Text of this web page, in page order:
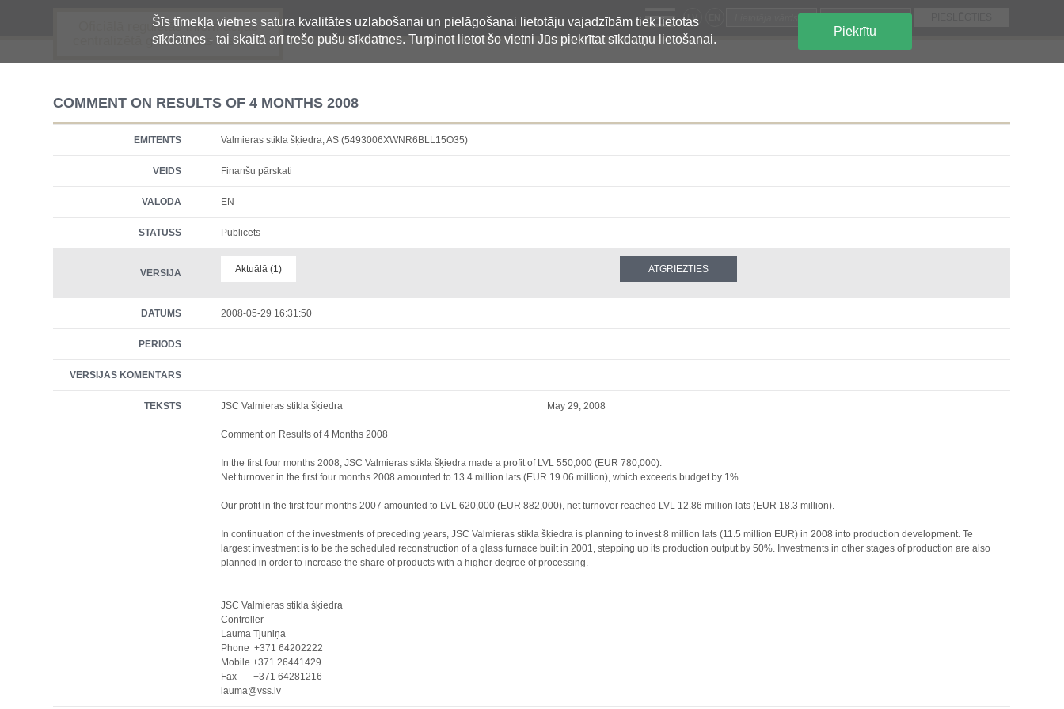
Šīs tīmekļa vietnes satura kvalitātes uzlabošanai un pielāgošanai lietotāju vajadzībām tiek lietotas
sīkdatnes - tai skaitā arī trešo pušu sīkdatnes. Turpinot lietot šo vietni Jūs piekrītat sīkdatņu lietošanai.
Piekrītu
Oficiālā regulētās informācijas
centralizētā glabāšanas sistēma
LV
COMMENT ON RESULTS OF 4 MONTHS 2008
EMITENTS Valmieras stikla šķiedra, AS (5493006XWNR6BLL15O35)
VEIDS Finanšu pārskati
VALODA EN
STATUSS Publicēts
VERSIJA Aktuālā (1)
DATUMS 2008-05-29 16:31:50
PERIODS
VERSIJAS KOMENTĀRS
TEKSTS JSC Valmieras stikla šķiedra May 29, 2008
Comment on Results of 4 Months 2008
In the first four months 2008, JSC Valmieras stikla šķiedra made a profit of LVL 550,000 (EUR 780,000).
Net turnover in the first four months 2008 amounted to 13.4 million lats (EUR 19.06 million), which exceeds budget by 1%.
Our profit in the first four months 2007 amounted to LVL 620,000 (EUR 882,000), net turnover reached LVL 12.86 million lats (EUR 18.3 million).
In continuation of the investments of preceding years, JSC Valmieras stikla šķiedra is planning to invest 8 million lats (11.5 million EUR) in 2008 into production development. Te
largest investment is to be the scheduled reconstruction of a glass furnace built in 2001, stepping up its production output by 50%. Investments in other stages of production are also
planned in order to increase the share of products with a higher degree of processing.
JSC Valmieras stikla šķiedra
Controller
Lauma Tjuniņa
Phone +371 64202222
Mobile +371 26441429
Fax +371 64281216
lauma@vss.lv